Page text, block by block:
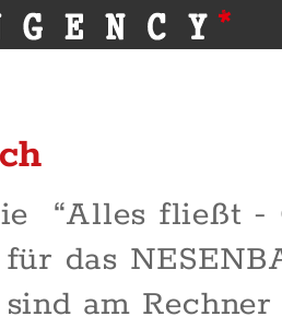
“Alles fließt -
das
am